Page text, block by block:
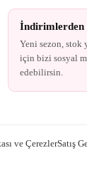
İndirimlerden
Yeni sezon, stok
için bizi sosyal
edebilirsin.
ve ÇerezlerSatış